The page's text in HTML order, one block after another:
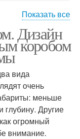
с выступом
короб
Показать все
Дизайн
коробом
вида
очень
меньше
глубину. Другие
огромный
внимание.